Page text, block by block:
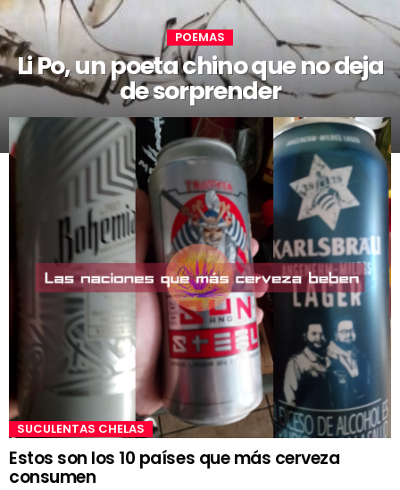
POEMAS
Li Po, un poeta chino que no deja
de sorprender
SUCULENTAS CHELAS
Estos son los 10 países que más cerveza
consumen